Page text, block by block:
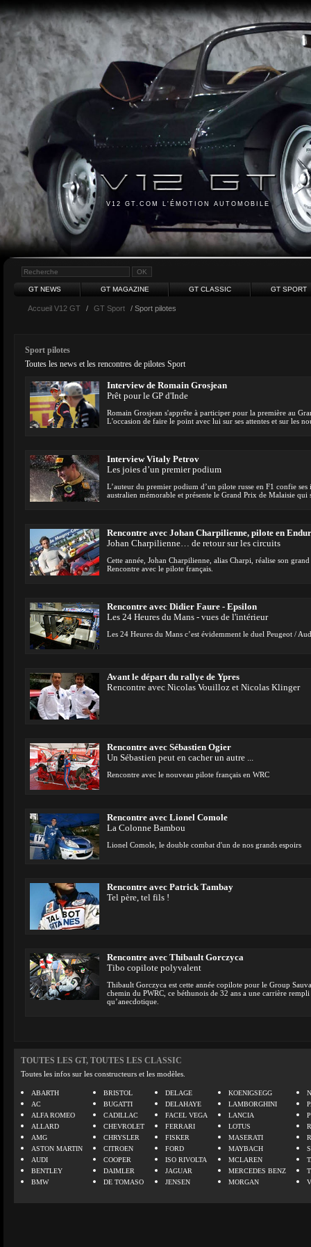
V12 GT.COM L'ÉMOTION AUTOMOBILE
GT NEWS GT MAGAZINE GT CLASSIC GT SPORT
Accueil V12 GT / GT Sport / Sport pilotes
Sport pilotes
Toutes les news et les rencontres de pilotes Sport
Interview de Romain Grosjean
Prêt pour le GP d'Inde
Romain Grosjean s'apprête à participer pour la première au
L'occasion de faire le point avec lui sur ses attentes et sur les
Interview Vitaly Petrov
Les joies d’un premier podium
L’auteur du premier podium d’un pilote russe en F1 confie ses
australien mémorable et présente le Grand Prix de Malaisie qui
Rencontre avec Johan Charpilienne, pilote en
Johan Charpilienne… de retour sur les circuits
Cette année, Johan Charpilienne, alias Charpi, réalise son
Rencontre avec le pilote français.
Rencontre avec Didier Faure - Epsilon
Les 24 Heures du Mans - vues de l'intérieur
Les 24 Heures du Mans c’est évidemment le duel Peugeot /
Avant le départ du rallye de Ypres
Rencontre avec Nicolas Vouilloz et Nicolas Klinger
Rencontre avec Sébastien Ogier
Un Sébastien peut en cacher un autre ...
Rencontre avec le nouveau pilote français en WRC
Rencontre avec Lionel Comole
La Colonne Bambou
Lionel Comole, le double combat d'un de nos grands espoirs
Rencontre avec Patrick Tambay
Tel père, tel fils !
Rencontre avec Thibault Gorczyca
Tibo copilote polyvalent
Thibault Gorczyca est cette année copilote pour le Group
chemin du PWRC, ce béthunois de 32 ans a une carrière
qu’anecdotique.
TOUTES LES GT, TOUTES LES CLASSIC
Toutes les infos sur les constructeurs et les modèles.
ABARTH
AC
ALFA ROMEO
ALLARD
AMG
ASTON MARTIN
AUDI
BENTLEY
BMW
BRISTOL
BUGATTI
CADILLAC
CHEVROLET
CHRYSLER
CITROEN
COOPER
DAIMLER
DE TOMASO
DELAGE
DELAHAYE
FACEL VEGA
FERRARI
FISKER
FORD
ISO RIVOLTA
JAGUAR
JENSEN
KOENIGSEGG
LAMBORGHINI
LANCIA
LOTUS
MASERATI
MAYBACH
MCLAREN
MERCEDES BENZ
MORGAN